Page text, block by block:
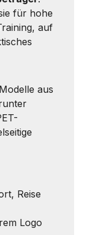
für hohe
auf
aus
Reise
Logo